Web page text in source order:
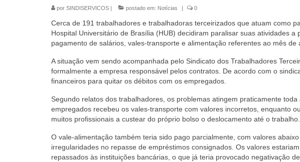
por SINDISERVICOS | postado em: Notícias | 0
Cerca de 191 trabalhadores e trabalhadoras terceirizados que atuam como
Hospital Universitário de Brasília (HUB) decidiram paralisar suas atividades
pagamento de salários, vales-transporte e alimentação referentes ao mês de
A situação vem sendo acompanhada pelo Sindicato dos Trabalhadores
formalmente a empresa responsável pelos contratos. De acordo com o
financeiros para quitar os débitos com os empregados.
Segundo relatos dos trabalhadores, os problemas atingem praticamente
empregados recebeu os vales-transporte com valores incorretos, enquanto
muitos profissionais a custear do próprio bolso o deslocamento até o trabalho.
O vale-alimentação também teria sido pago parcialmente, com valores
irregularidades no repasse de empréstimos consignados. Os valores
repassados às instituições bancárias, o que já teria provocado negativação